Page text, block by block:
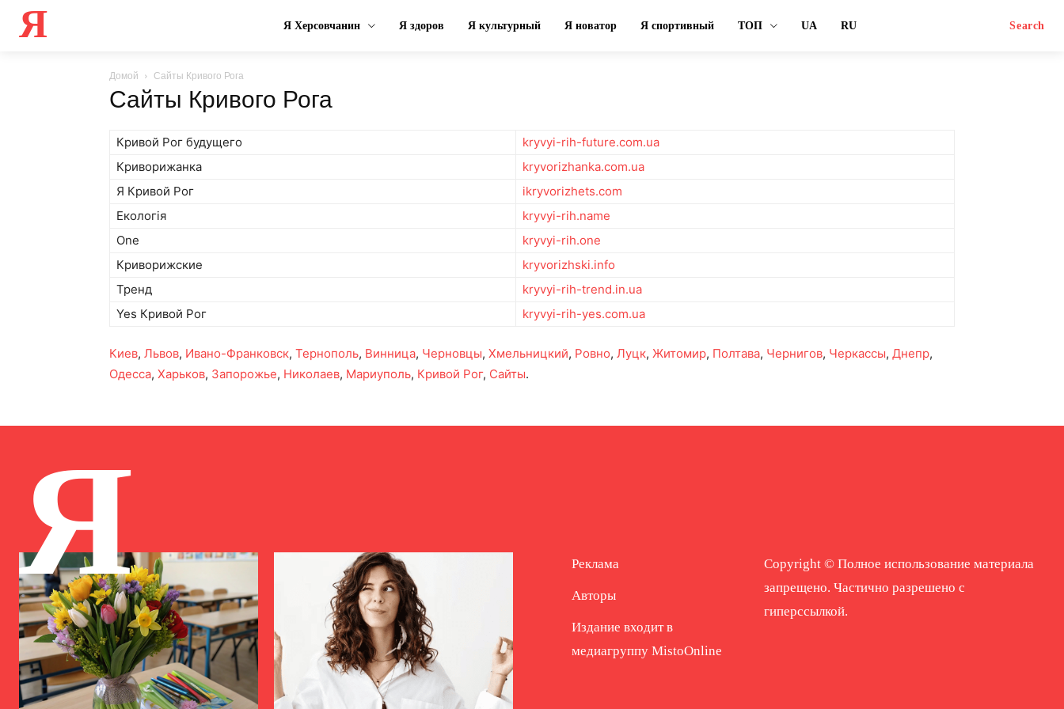
Я Я Херсовчанин Я здоров Я культурный Я новатор Я спортивный ТОП UA RU Search
Домой Сайты Кривого Рога
Сайты Кривого Рога
Кривой Рог будущего
kryvyi-rih-future.com.ua
Криворижанка
kryvorizhanka.com.ua
Я Кривой Рог
ikryvorizhets.com
Екологія
kryvyi-rih.name
One
kryvyi-rih.one
Криворижские
kryvorizhski.info
Тренд
kryvyi-rih-trend.in.ua
Yes Кривой Рог
kryvyi-rih-yes.com.ua
Киев, Львов, Ивано-Франковск, Тернополь, Винница, Черновцы, Хмельницкий, Ровно, Луцк, Житомир, Полтава, Чернигов, Черкассы, Днепр,
Одесса, Харьков, Запорожье, Николаев, Мариуполь, Кривой Рог, Сайты.
Я Реклама
Авторы
Издание входит в
медиагруппу MistoOnline
Copyright © Полное использование материала
запрещено. Частично разрешено с
гиперссылкой.